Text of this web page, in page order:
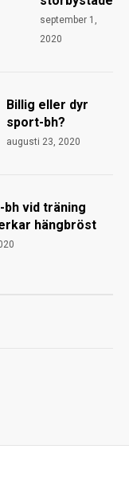
september 1,
2020
Billig eller dyr
sport-bh?
augusti 23, 2020
bh vid träning
hängbröst